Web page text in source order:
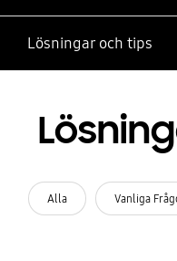
Lösningar och tips
Alla Vanliga